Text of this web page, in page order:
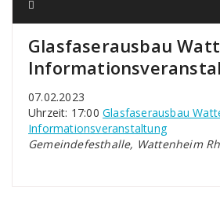
Glasfaserausbau
07.02.2023
Uhrzeit: 17:00 Glasfaserausbau
Informationsveranstaltung
Gemeindefesthalle, Wattenheim